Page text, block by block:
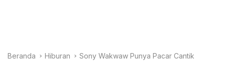
Beranda Hiburan
Sony Wakwaw Punya Pacar Cantik